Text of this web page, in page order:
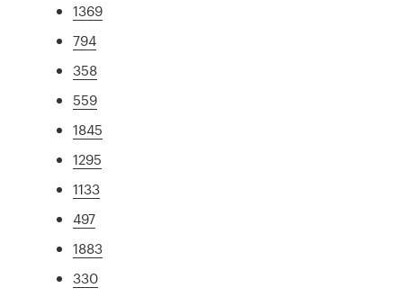
1369
794
358
559
1845
1295
1133
497
1883
330